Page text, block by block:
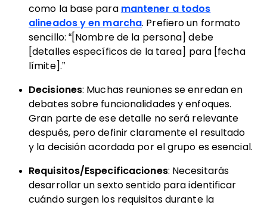
como la base para mantener a todos
alineados y en marcha. Prefiero un formato
sencillo: “[Nombre de la persona] debe
[detalles específicos de la tarea] para [fecha
límite].”
Decisiones: Muchas reuniones se enredan en
debates sobre funcionalidades y enfoques.
Gran parte de ese detalle no será relevante
después, pero definir claramente el resultado
y la decisión acordada por el grupo es esencial.
Requisitos/Especificaciones: Necesitarás
desarrollar un sexto sentido para identificar
cuándo surgen los requisitos durante la